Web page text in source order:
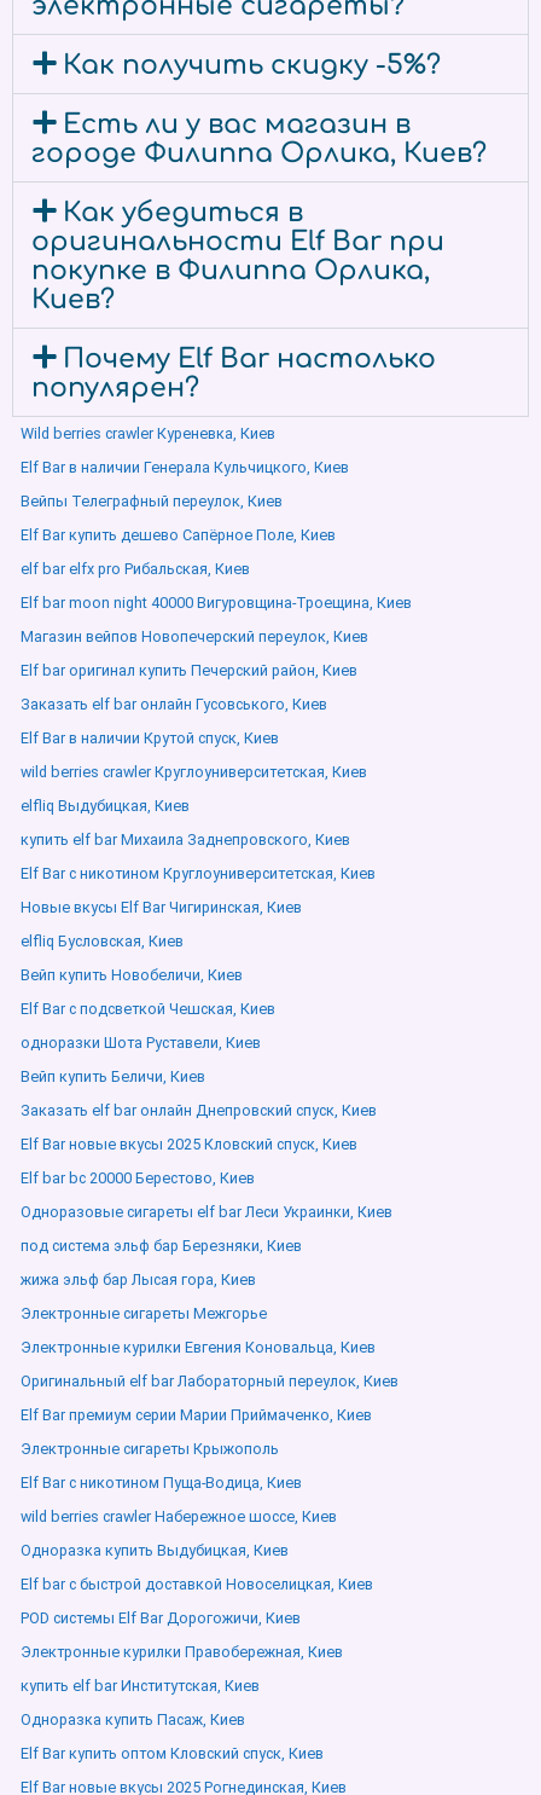
электронные сигареты?
Как получить скидку -5%?
Есть ли у вас магазин в
городе Филиппа Орлика, Киев?
Как убедиться в
оригинальности Elf Bar при
покупке в Филиппа Орлика,
Киев?
Почему Elf Bar настолько
популярен?
Wild berries crawler Куреневка, Киев
Elf Bar в наличии Генерала Кульчицкого, Киев
Вейпы Телеграфный переулок, Киев
Elf Bar купить дешево Сапёрное Поле, Киев
elf bar elfx pro Рибальская, Киев
Elf bar moon night 40000 Вигуровщина-Троещина, Киев
Магазин вейпов Новопечерский переулок, Киев
Elf bar оригинал купить Печерский район, Киев
Заказать elf bar онлайн Гусовського, Киев
Elf Bar в наличии Крутой спуск, Киев
wild berries crawler Круглоуниверситетская, Киев
elfliq Выдубицкая, Киев
купить elf bar Михаила Заднепровского, Киев
Elf Bar с никотином Круглоуниверситетская, Киев
Новые вкусы Elf Bar Чигиринская, Киев
elfliq Бусловская, Киев
Вейп купить Новобеличи, Киев
Elf Bar с подсветкой Чешская, Киев
одноразки Шота Руставели, Киев
Вейп купить Беличи, Киев
Заказать elf bar онлайн Днепровский спуск, Киев
Elf Bar новые вкусы 2025 Кловский спуск, Киев
Elf bar bc 20000 Берестово, Киев
Одноразовые сигареты elf bar Леси Украинки, Киев
под система эльф бар Березняки, Киев
жижа эльф бар Лысая гора, Киев
Электронные сигареты Межгорье
Электронные курилки Евгения Коновальца, Киев
Оригинальный elf bar Лабораторный переулок, Киев
Elf Bar премиум серии Марии Приймаченко, Киев
Электронные сигареты Крыжополь
Elf Bar с никотином Пуща-Водица, Киев
wild berries crawler Набережное шоссе, Киев
Одноразка купить Выдубицкая, Киев
Elf bar с быстрой доставкой Новоселицкая, Киев
POD системы Elf Bar Дорогожичи, Киев
Электронные курилки Правобережная, Киев
купить elf bar Институтская, Киев
Одноразка купить Пасаж, Киев
Elf Bar купить оптом Кловский спуск, Киев
Elf Bar новые вкусы 2025 Рогнединская, Киев